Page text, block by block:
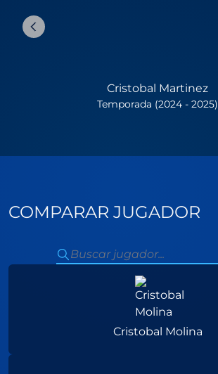
Cristobal Martinez
Temporada (2024 - 2025)
COMPARAR JUGADOR
Cristobal Molina